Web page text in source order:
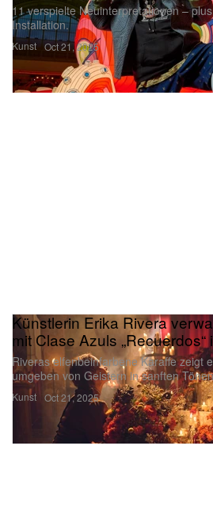
Kunst
11 verspielte Neuinterpretationen –
Installation.
Oct 21, 2025
Kunst
Künstlerin Erika Rivera
mit Clase Azuls „Recuerdos“
Riveras elfenbeinfarbene Karaffe zeigt
umgeben von Geistern in sanften
Oct 21, 2025